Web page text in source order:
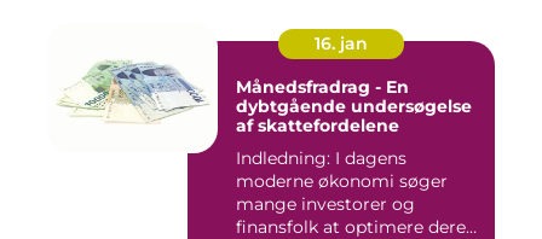
16. jan
Månedsfradrag - En
dybtgående undersøgelse
af skattefordelene
Indledning: I dagens
moderne økonomi søger
mange investorer og
finansfolk at optimere deres